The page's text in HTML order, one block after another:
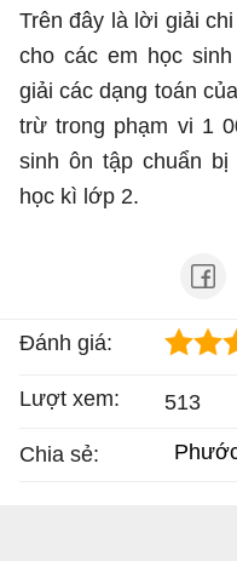
Trên đây là lời giải
cho các em học
giải các dạng toán
trừ trong phạm vi 1
sinh ôn tập chuẩn
học kì lớp 2.
Đánh giá:
Lượt xem: 513
Chia sẻ: